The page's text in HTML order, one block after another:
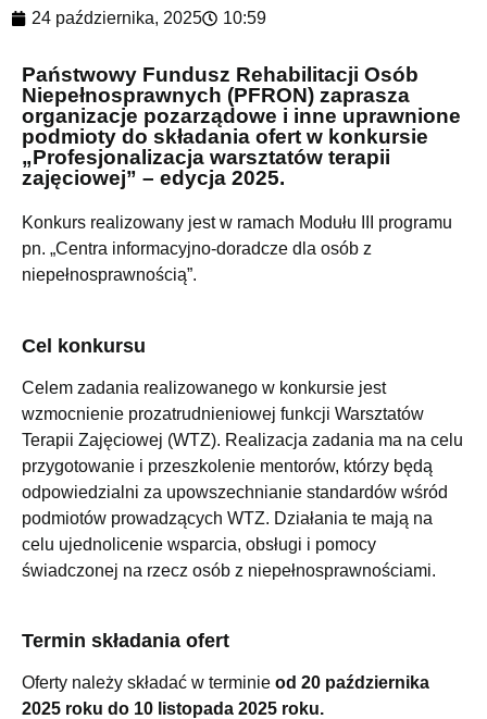
24 października, 2025 10:59
Państwowy Fundusz Rehabilitacji Osób
Niepełnosprawnych (PFRON) zaprasza
organizacje pozarządowe i inne uprawnione
podmioty do składania ofert w konkursie
„Profesjonalizacja warsztatów terapii
zajęciowej” – edycja 2025.
Konkurs realizowany jest w ramach Modułu III programu
pn. „Centra informacyjno-doradcze dla osób z
niepełnosprawnością”.
Cel konkursu
Celem zadania realizowanego w konkursie jest
wzmocnienie prozatrudnieniowej funkcji Warsztatów
Terapii Zajęciowej (WTZ). Realizacja zadania ma na celu
przygotowanie i przeszkolenie mentorów, którzy będą
odpowiedzialni za upowszechnianie standardów wśród
podmiotów prowadzących WTZ. Działania te mają na
celu ujednolicenie wsparcia, obsługi i pomocy
świadczonej na rzecz osób z niepełnosprawnościami.
Termin składania ofert
Oferty należy składać w terminie od 20 października
2025 roku do 10 listopada 2025 roku.